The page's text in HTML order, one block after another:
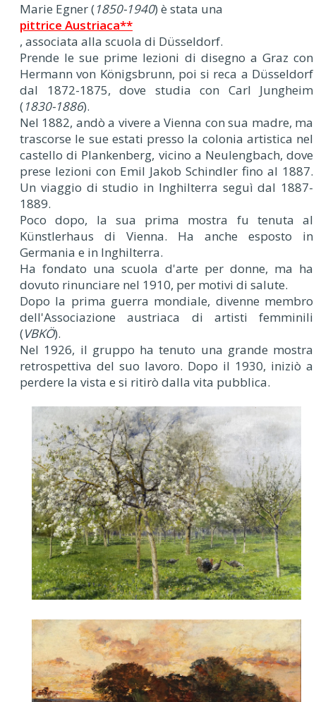
Marie Egner (1850-1940) è stata una
pittrice Austriaca**
, associata alla scuola di Düsseldorf.
Prende le sue prime lezioni di disegno a Graz con
Hermann von Königsbrunn, poi si reca a Düsseldorf
dal 1872-1875, dove studia con Carl Jungheim
(1830-1886).
Nel 1882, andò a vivere a Vienna con sua madre, ma
trascorse le sue estati presso la colonia artistica nel
castello di Plankenberg, vicino a Neulengbach, dove
prese lezioni con Emil Jakob Schindler fino al 1887.
Un viaggio di studio in Inghilterra seguì dal 1887-
1889.
Poco dopo, la sua prima mostra fu tenuta al
Künstlerhaus di Vienna. Ha anche esposto in
Germania e in Inghilterra.
Ha fondato una scuola d'arte per donne, ma ha
dovuto rinunciare nel 1910, per motivi di salute.
Dopo la prima guerra mondiale, divenne membro
dell'Associazione austriaca di artisti femminili
(VBKÖ).
Nel 1926, il gruppo ha tenuto una grande mostra
retrospettiva del suo lavoro. Dopo il 1930, iniziò a
perdere la vista e si ritirò dalla vita pubblica.